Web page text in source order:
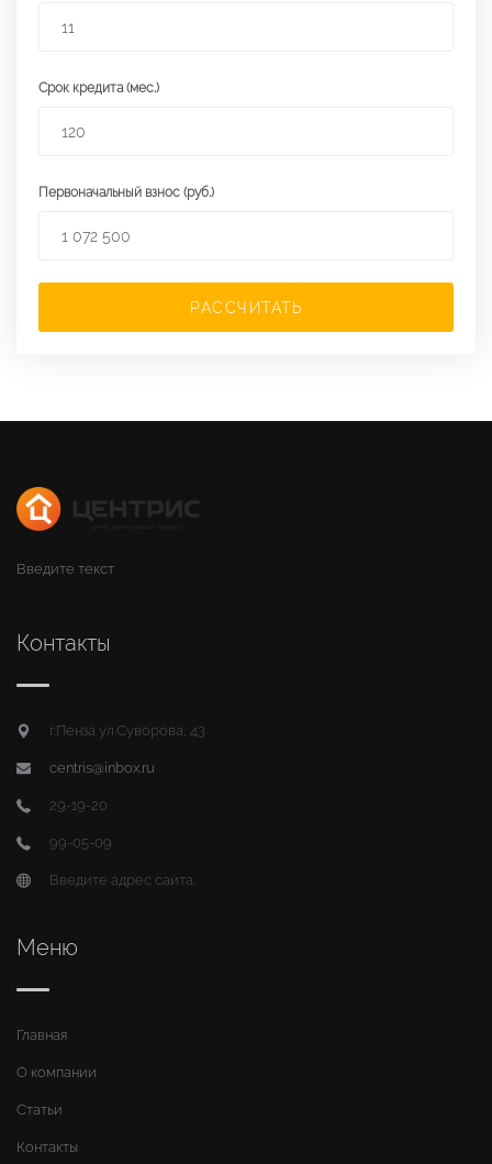
Срок кредита (мес.)
Первоначальный взнос (руб.)
РАССЧИТАТЬ
Введите текст
Контакты
г.Пенза ул.Суворова, 43
centris@inbox.ru
29-19-20
99-05-09
Введите адрес сайта.
Меню
Главная
О компании
Статьи
Контакты